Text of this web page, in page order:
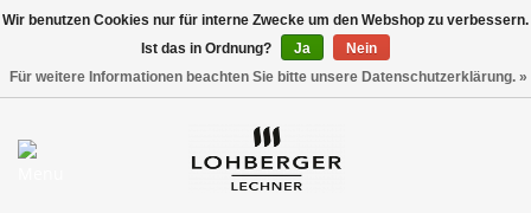
Mein Konto / Kundenkonto
Wir benutzen Cookies nur für interne Zwecke um den Webshop zu verbessern.
Ist das in Ordnung?
Ja
Nein
Für weitere Informationen beachten Sie bitte unsere Datenschutzerklärung. »